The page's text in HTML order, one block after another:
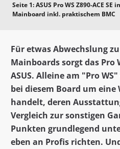
Seite 1:ASUS Pro WS Z890-ACE SE
Mainboard inkl. praktischem BMC
Für etwas Abwechslung
Mainboards sorgt das Pro
ASUS. Alleine am "Pro
bei diesem Board um
handelt, deren
Vergleich zur sonstigen
Punkten grundlegend
eben an Profis richten.